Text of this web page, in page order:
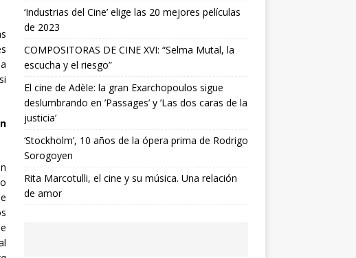
‘Industrias del Cine’ elige las 20 mejores películas
de 2023
COMPOSITORAS DE CINE XVI: “Selma Mutal, la
escucha y el riesgo”
El cine de Adèle: la gran Exarchopoulos sigue
deslumbrando en ’Passages’ y ’Las dos caras de la
justicia’
‘Stockholm’, 10 años de la ópera prima de Rodrigo
Sorogoyen
Rita Marcotulli, el cine y su música. Una relación
de amor